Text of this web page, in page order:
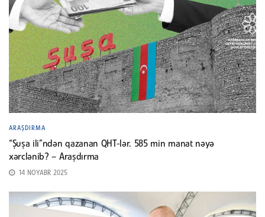
ARAŞDIRMA
“Şuşa ili”ndən qazanan QHT-lər. 585 min manat nəyə
xərclənib? – Araşdırma
14 NOYABR 2025